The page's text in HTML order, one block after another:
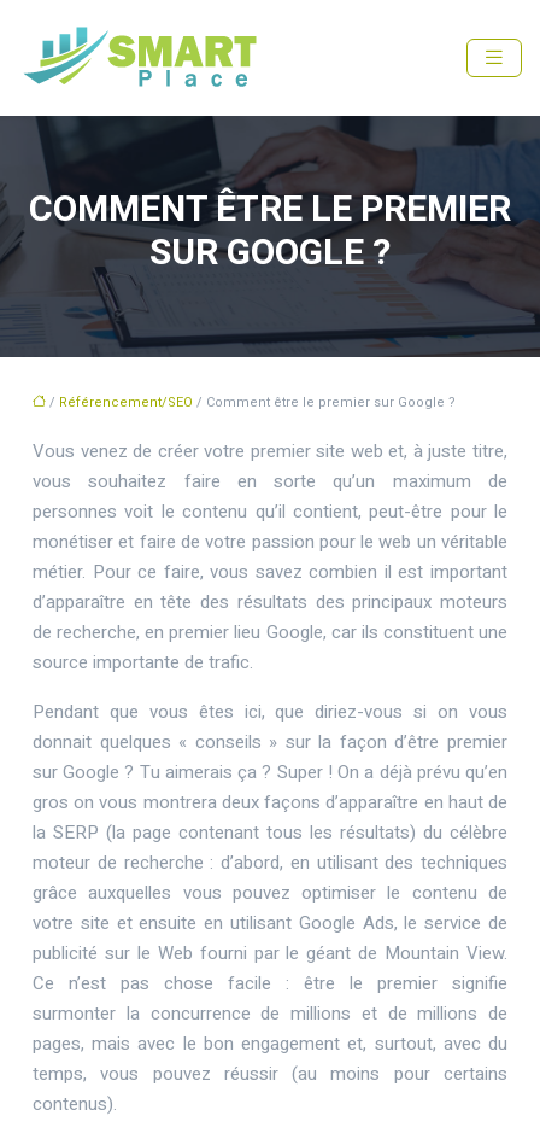
COMMENT ÊTRE LE PREMIER
SUR GOOGLE ?
/ Référencement/SEO / Comment être le premier sur Google ?
Vous venez de créer votre premier site web et, à juste titre,
vous souhaitez faire en sorte qu’un maximum de
personnes voit le contenu qu’il contient, peut-être pour le
monétiser et faire de votre passion pour le web un véritable
métier. Pour ce faire, vous savez combien il est important
d’apparaître en tête des résultats des principaux moteurs
de recherche, en premier lieu Google, car ils constituent une
source importante de trafic.
Pendant que vous êtes ici, que diriez-vous si on vous
donnait quelques « conseils » sur la façon d’être premier
sur Google ? Tu aimerais ça ? Super ! On a déjà prévu qu’en
gros on vous montrera deux façons d’apparaître en haut de
la SERP (la page contenant tous les résultats) du célèbre
moteur de recherche : d’abord, en utilisant des techniques
grâce auxquelles vous pouvez optimiser le contenu de
votre site et ensuite en utilisant Google Ads, le service de
publicité sur le Web fourni par le géant de Mountain View.
Ce n’est pas chose facile : être le premier signifie
surmonter la concurrence de millions et de millions de
pages, mais avec le bon engagement et, surtout, avec du
temps, vous pouvez réussir (au moins pour certains
contenus).